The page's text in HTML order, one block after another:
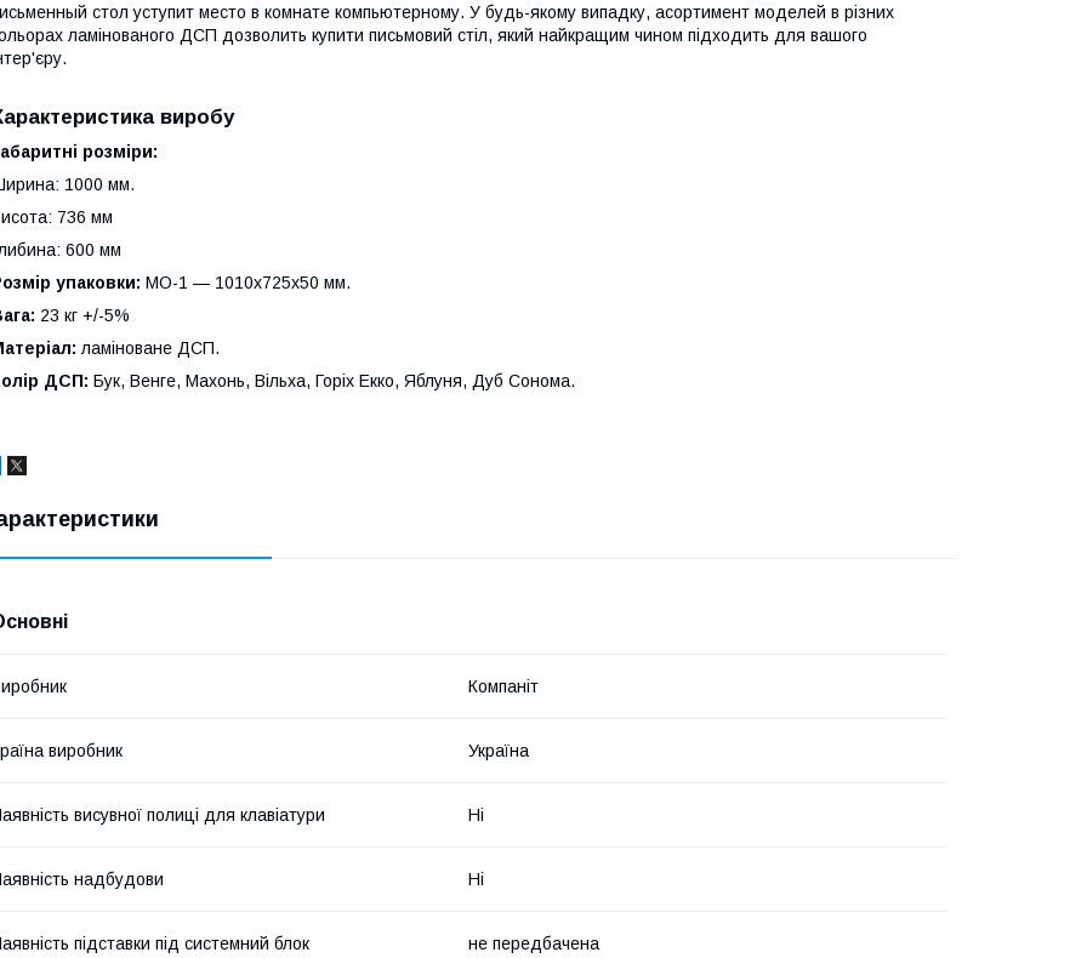
стол уступит место в комнате компьютерному. У будь-якому випадку, асортимент моделей в різних
ламінованого ДСП дозволить купити письмовий стіл, який найкращим чином підходить для вашого
виробу
розміри:
1000 мм.
736 мм
600 мм
упаковки: МО-1 — 1010х725х50 мм.
23 кг +/-5%
ламіноване ДСП.
ДСП: Бук, Венге, Махонь, Вільха, Горіх Екко, Яблуня, Дуб Сонома.
Компаніт
виробник Україна
висувної полиці для клавіатури Ні
надбудови Ні
підставки під системний блок не передбачена